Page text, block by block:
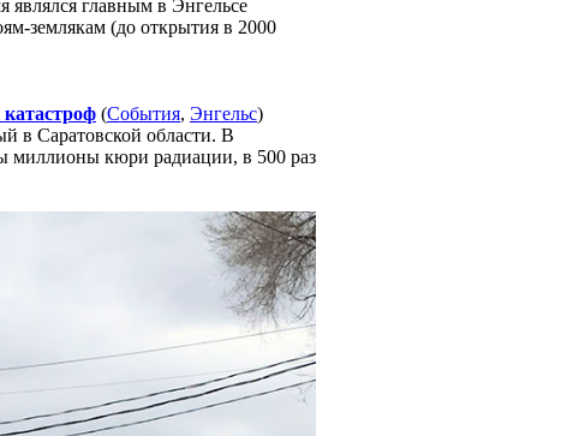
главным в Энгельсе
землякам (до открытия в 2000
(События, Энгельс)
в Саратовской области. В
миллионы кюри радиации, в 500 раз